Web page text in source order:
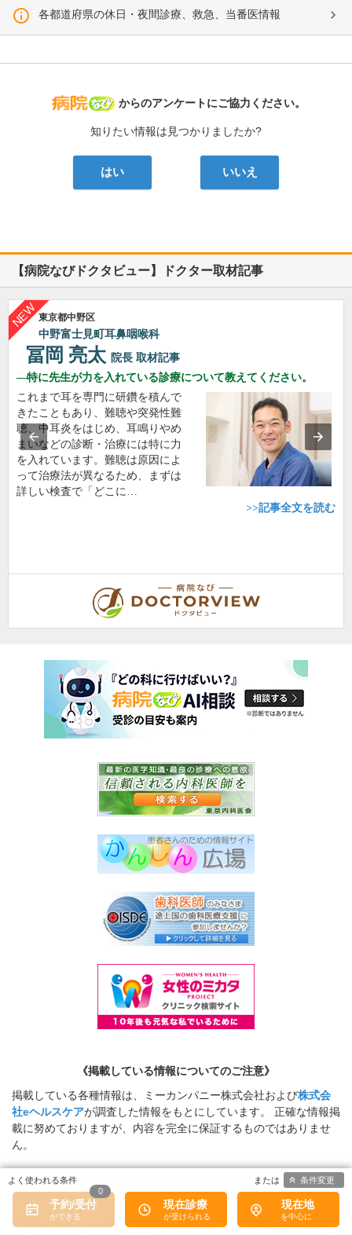
各都道府県の休日・夜間診療、救急、当番医情報
病院なび
からのアンケートにご協力ください。
知りたい情報は見つかりましたか?
はい いいえ
【病院なびドクタビュー】ドクター取材記事
東京都中野区
中野富士見町耳鼻咽喉科
冨岡 亮太 院長 取材記事
特に先生が力を入れている診療について教えてください。
これまで耳を専門に研鑽を積んで
きたこともあり、難聴や突発性難
聴、中耳炎をはじめ、耳鳴りやめ
まいなどの診断・治療には特に力
を入れています。難聴は原因によ
って治療法が異なるため、まずは
詳しい検査で「どこに…
>>記事全文を読む
《掲載している情報についてのご注意》
掲載している各種情報は、ミーカンパニー株式会社および株式会
社eヘルスケアが調査した情報をもとにしています。 正確な情報掲
載に努めておりますが、内容を完全に保証するものではありませ
ん。
掲載されている薬局を来店される場合は、事前に必ず該当の薬局
に直接ご確認ください。
当サービスによって生じた損害について、ミーカンパニー株式会
予約/受付
0
現在診療 現在地
条件変更